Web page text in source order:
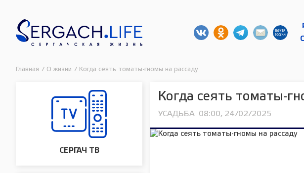
Главная / О жизни / Когда сеять томаты-гномы на рассаду
СЕРГАЧ ТВ
Когда сеять томаты-
УСАДЬБА 08:00, 24/02/2025